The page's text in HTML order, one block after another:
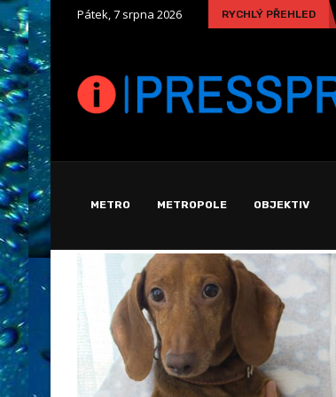
Pátek, 7 srpna 2026 RYCHLÝ PŘEHLED
Bezpečná a pohodlná cesta k ochraně svého mazlíčka
METRO METROPOLE OBJEKTIV